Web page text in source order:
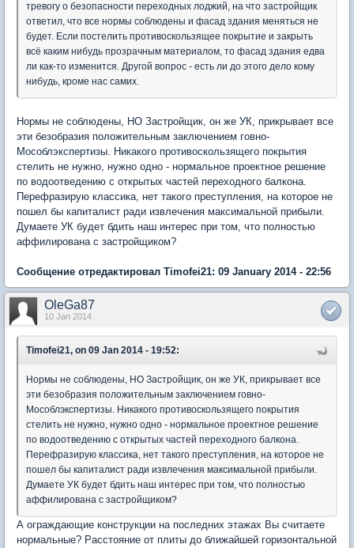
тревогу о безопасности переходных лоджий, на что застройщик
ответил, что все нормы соблюдены и фасад здания меняться не
будет. Если постелить противоскользящее покрытие и закрыть
всё каким нибудь прозрачным материалом, то фасад здания едва
ли как-то изменится. Другой вопрос - есть ли до этого дело кому
нибудь, кроме нас самих.
Нормы не соблюдены, НО Застройщик, он же УК, прикрывает все
эти безобразия положительным заключением говно-
Мособлэкспертизы. Никакого противоскользящего покрытия
стелить не нужно, нужно одно - нормальное проектное решение
по водоотведению с открытых частей переходного балкона.
Перефразирую классика, нет такого преступления, на которое не
пошел бы капиталист ради извлечения максимальной прибыли.
Думаете УК будет бдить наш интерес при том, что полностью
аффилирована с застройщиком?
Сообщение отредактировал Timofei21: 09 January 2014 - 22:56
OleGa87
10 Jan 2014
Timofei21, on 09 Jan 2014 - 19:52:
Нормы не соблюдены, НО Застройщик, он же УК, прикрывает все
эти безобразия положительным заключением говно-
Мособлэкспертизы. Никакого противоскользящего покрытия
стелить не нужно, нужно одно - нормальное проектное решение
по водоотведению с открытых частей переходного балкона.
Перефразирую классика, нет такого преступления, на которое не
пошел бы капиталист ради извлечения максимальной прибыли.
Думаете УК будет бдить наш интерес при том, что полностью
аффилирована с застройщиком?
А ограждающие конструкции на последних этажах Вы считаете
нормальные? Расстояние от плиты до ближайшей горизонтальной